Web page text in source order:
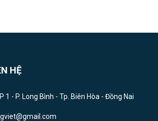
HỆ
1 - P. Long Bình - Tp. Biên Hòa - Đồng Nai